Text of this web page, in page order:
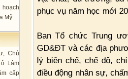
Mỹ
Chủ
Lâm
cấp
phục vụ năm học mới
Ban Tổ chức Trung
GD&ĐT và các địa
lý biên chế, chế độ,
điều động nhân sự,